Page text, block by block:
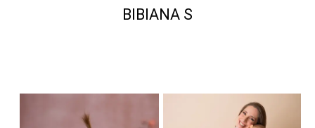
BIBIANA S